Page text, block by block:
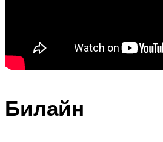
Билайн